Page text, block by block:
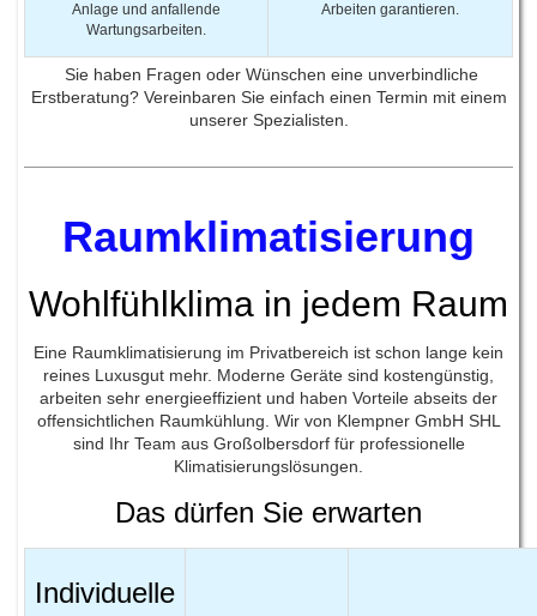
Anlage und anfallende
Wartungsarbeiten.
Arbeiten garantieren.
Sie haben Fragen oder Wünschen eine unverbindliche
Erstberatung? Vereinbaren Sie einfach einen Termin mit einem
unserer Spezialisten.
Raumklimatisierung
Wohlfühlklima in jedem Raum
Eine Raumklimatisierung im Privatbereich ist schon lange kein
reines Luxusgut mehr. Moderne Geräte sind kostengünstig,
arbeiten sehr energieeffizient und haben Vorteile abseits der
offensichtlichen Raumkühlung. Wir von Klempner GmbH SHL
sind Ihr Team aus Großolbersdorf für professionelle
Klimatisierungslösungen.
Das dürfen Sie erwarten
Individuelle